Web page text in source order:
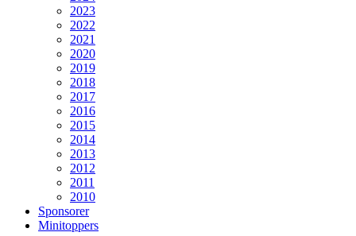
2023
2022
2021
2020
2019
2018
2017
2016
2015
2014
2013
2012
2011
2010
Sponsorer
Minitoppers